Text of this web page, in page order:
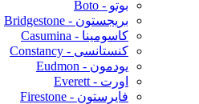
بوتو - Boto
بریجستون - Bridgestone
کاسومینا - Casumina
کنستانسی - Constancy
یودمون - Eudmon
اورت - Everett
فایرستون - Firestone